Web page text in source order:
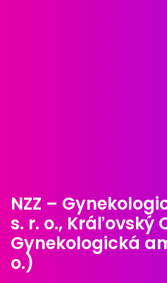
NZZ –
s. r. o., Kráľovský
Gynekologická
o.)